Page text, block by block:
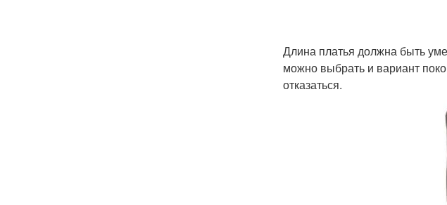
Длина платья должна быть
можно выбрать и вариант
отказаться.